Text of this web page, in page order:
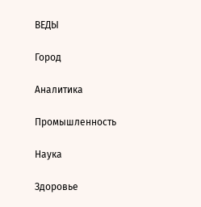
ВЕДЫ
Город
Аналитика
Промышленность
Наука
Здоровье